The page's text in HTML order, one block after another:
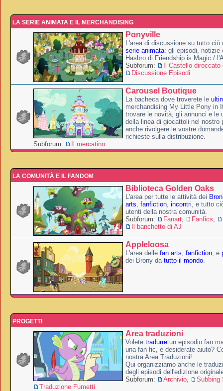
LA SERIE ANIMATA E IL MERCHANDISING
Ponyville
L'area di discussione su tutto ciò
serie animata: gli episodi, notizie
Hasbro di Friendship is Magic /
Subforum:
Il Castello
Discussione Episodi
Carousel Boutique
La bacheca dove troverete le
merchandising My Little Pony in
trovare le novità, gli annunci e le
della linea di giocattoli nel nostro
anche rivolgere le vostre
richieste sulla distribuzione.
Subforum:
Il mercatino
LA COMUNITÀ E IL FANDOM
Biblioteca Golden Oaks
L'area per tutte le attività dei
arts, fanfiction, incontri, e tutto
utenti della nostra comunità.
Subforum:
Fanart, Fanfics,
Il banchetto di AJ
Appleloosa
L'area delle fan arts, fanfiction, e
dei Brony da tutto il mondo.
PROGETTI
Area traduzioni
Volete tradurre un episodio fan
una fan fic, e desiderate aiuto?
nostra Area Traduzioni!
Qui organizziamo anche le
degli episodi dell'edizione
Subforum:
Archivio,
Subbing
Traduzione Fumetti